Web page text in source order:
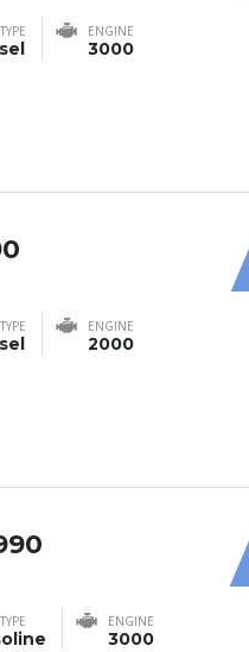
ENGINE
3000
ENGINE
2000
ENGINE
3000